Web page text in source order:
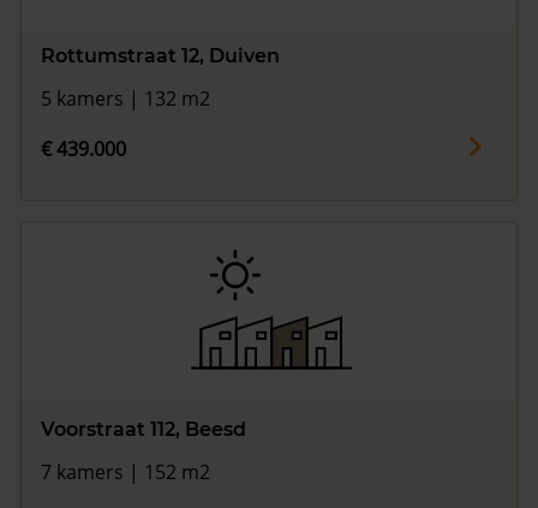
Rottumstraat 12, Duiven
5 kamers | 132 m2
€ 439.000
Voorstraat 112, Beesd
7 kamers | 152 m2